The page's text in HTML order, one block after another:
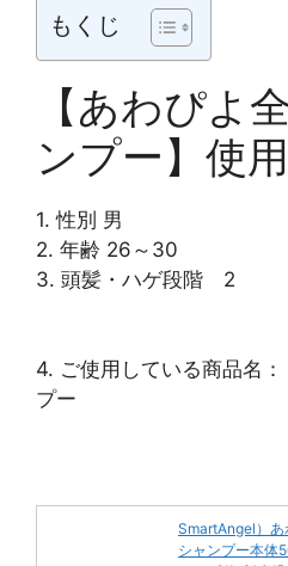
もくじ
【あわぴよ
ンプー】使
1. 性別 男
2. 年齢 26～30
3. 頭髪・ハゲ段階 2
4. ご使用している商品名
プー
SmartAngel）あ
シャンプー本体